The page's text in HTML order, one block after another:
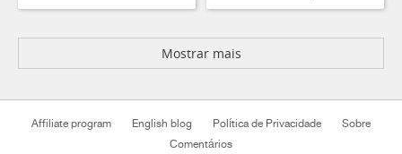
Mostrar mais
Affiliate program English blog Política de Privacidade
Sobre
Comentários